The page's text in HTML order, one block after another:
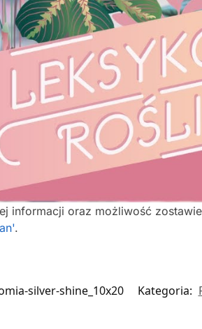
informacji oraz możliwość
.
silver-shine_10x20 Kategoria: